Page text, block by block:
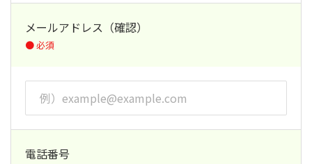
メールアドレス（確認）
電話番号